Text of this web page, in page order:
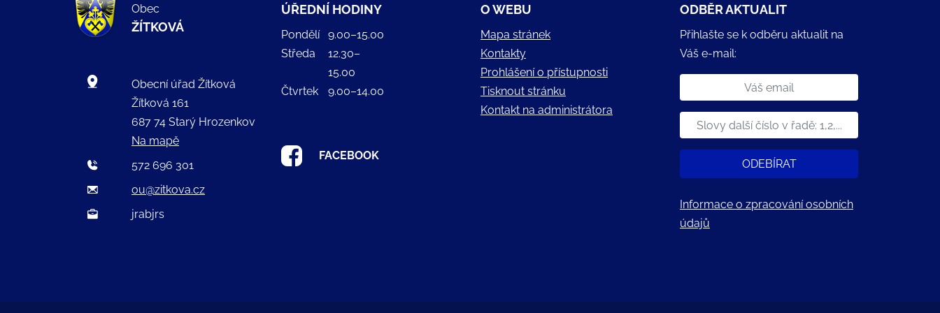
Obec
ŽÍTKOVÁ
Obecní úřad Žítková
Žítková 161
687 74 Starý Hrozenkov
Na mapě
572 696 301
ou@zitkova.cz
jrabjrs
ÚŘEDNÍ HODINY
Pondělí
9.00–15.00
Středa
12.30–
15.00
Čtvrtek
9.00–14.00
FACEBOOK
O WEBU
Mapa stránek
Kontakty
Prohlášení o přístupnosti
Tisknout stránku
Kontakt na administrátora
ODBĚR AKTUALIT
Přihlašte se k odběru aktualit na
Váš e-mail:
ODEBÍRAT
Informace o zpracování osobních
údajů